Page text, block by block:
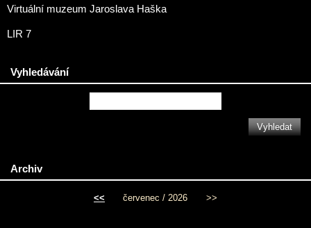
Virtuální muzeum Jaroslava Haška
LIR 7
Vyhledávání
Archiv
<< červenec / 2026 >>